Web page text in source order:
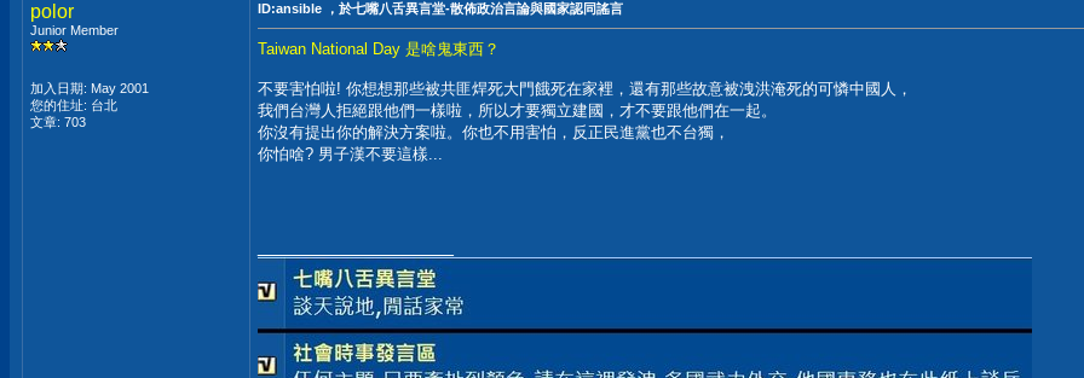
polor
Junior Member
加入日期: May 2001
您的住址: 台北
文章: 703
ID:ansible ，於七嘴八舌異言堂-散佈政治言論與國家認同謠言
Taiwan National Day 是啥鬼東西？
不要害怕啦! 你想想那些被共匪焊死大門餓死在家裡，還有那些故意被洩洪淹死的可憐中國人，
我們台灣人拒絕跟他們一樣啦，所以才要獨立建國，才不要跟他們在一起。
你沒有提出你的解決方案啦。你也不用害怕，反正民進黨也不台獨，
你怕啥? 男子漢不要這樣...